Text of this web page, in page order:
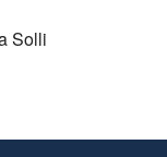
Solli